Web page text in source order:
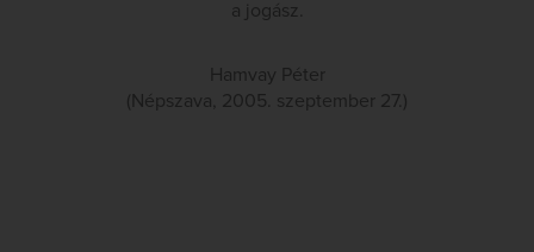
a jogász.
Hamvay Péter
(Népszava, 2005. szeptember 27.)